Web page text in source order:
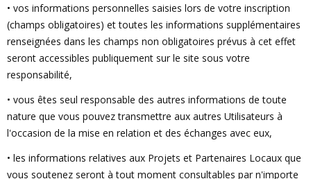
• vos informations personnelles saisies lors de votre inscription
(champs obligatoires) et toutes les informations supplémentaires
renseignées dans les champs non obligatoires prévus à cet effet
seront accessibles publiquement sur le site sous votre
responsabilité,
• vous êtes seul responsable des autres informations de toute
nature que vous pouvez transmettre aux autres Utilisateurs à
l'occasion de la mise en relation et des échanges avec eux,
• les informations relatives aux Projets et Partenaires Locaux que
vous soutenez seront à tout moment consultables par n'importe